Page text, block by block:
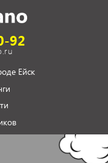
92
Ейск